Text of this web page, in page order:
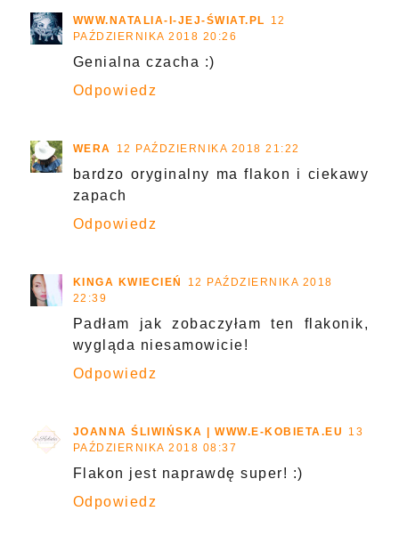
WWW.NATALIA-I-JEJ-ŚWIAT.PL
12
PAŹDZIERNIKA 2018 20:26
Genialna czacha :)
Odpowiedz
WERA 12 PAŹDZIERNIKA 2018 21:22
bardzo oryginalny ma flakon i ciekawy
zapach
Odpowiedz
KINGA KWIECIEŃ
12 PAŹDZIERNIKA 2018
22:39
Padłam jak zobaczyłam ten flakonik,
wygląda niesamowicie!
Odpowiedz
JOANNA ŚLIWIŃSKA | WWW.E-KOBIETA.EU
13
PAŹDZIERNIKA 2018 08:37
Flakon jest naprawdę super! :)
Odpowiedz